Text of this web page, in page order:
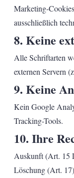
Marketing-
ausschließlich
8. Keine
Alle Schriftarten
externen Servern
9. Keine
Kein Google
Tracking-Tools.
10. Ihre
Auskunft (Art. 15
Löschung (Art.